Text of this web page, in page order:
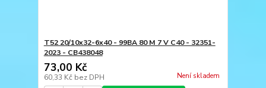
T52 20/10x32-6x40 - 99BA 80 M 7 V C40 - 32351-
2023 - CB438048
73,00 Kč
60,33 Kč bez DPH Není skladem